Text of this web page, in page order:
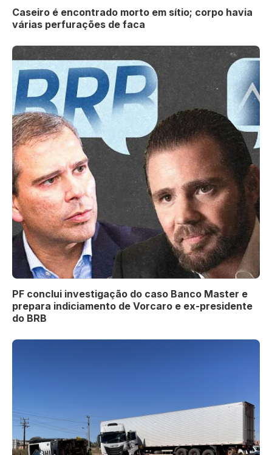
Caseiro é encontrado morto em sítio; corpo havia
várias perfurações de faca
PF conclui investigação do caso Banco Master e
prepara indiciamento de Vorcaro e ex-presidente
do BRB